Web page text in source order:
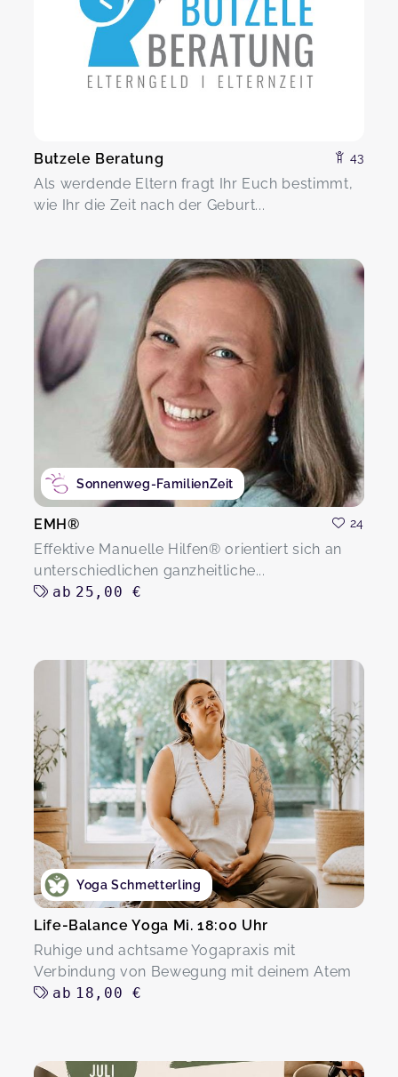
Butzele Beratung 43
Als werdende Eltern fragt Ihr Euch bestimmt,
wie Ihr die Zeit nach der Geburt...
Sonnenweg-FamilienZeit
EMH® 24
Effektive Manuelle Hilfen® orientiert sich an
unterschiedlichen ganzheitliche...
ab 25,00 €
Yoga Schmetterling
Life-Balance Yoga Mi. 18:00 Uhr
Ruhige und achtsame Yogapraxis mit
Verbindung von Bewegung mit deinem Atem
ab 18,00 €